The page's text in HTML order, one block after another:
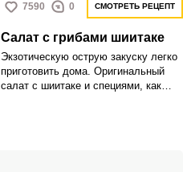
7590 0 СМОТРЕТЬ РЕЦЕПТ
Салат с грибами шиитаке
Экзотическую острую закуску легко
приготовить дома. Оригинальный
салат с шиитаке и специями, как